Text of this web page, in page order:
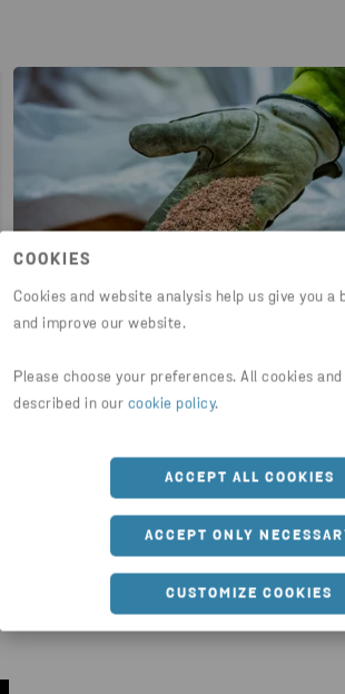
COOKIES
Cookies and website analysis help us give you a
and improve our website.
Please choose your preferences. All cookies
described in our cookie policy.
ACCEPT ALL COOKIES
ACCEPT ONLY
CUSTOMIZE COOKIES
2026-04-17
Stena Recycling